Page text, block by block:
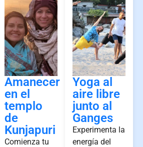
Amanecer
en el
templo
de
Kunjapuri
Comienza tu
Yoga al
aire libre
junto al
Ganges
Experimenta la
energía del